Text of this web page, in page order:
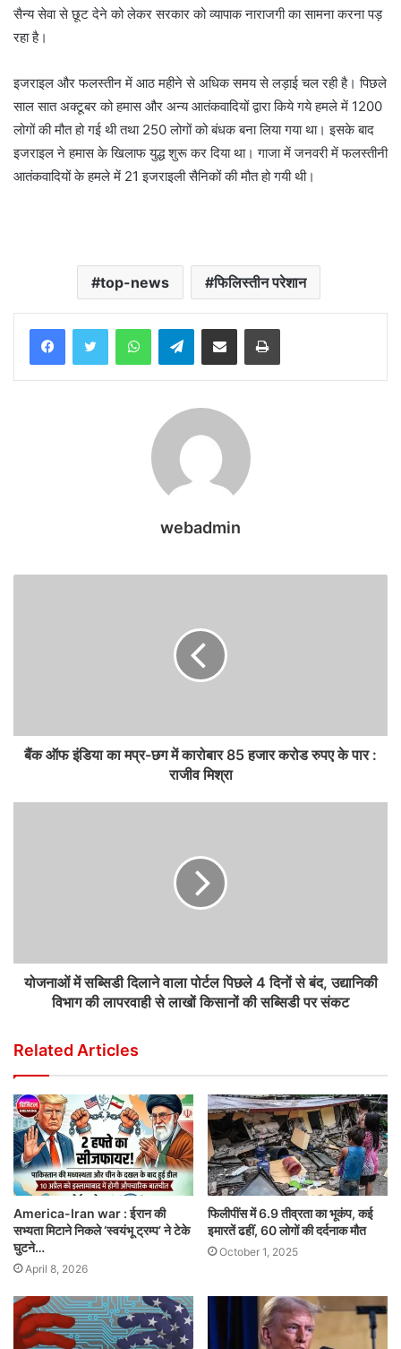
सैन्य सेवा से छूट देने को लेकर सरकार को व्यापाक नाराजगी का सामना करना पड़
रहा है।
इजराइल और फलस्तीन में आठ महीने से अधिक समय से लड़ाई चल रही है। पिछले
साल सात अक्टूबर को हमास और अन्य आतंकवादियों द्वारा किये गये हमले में 1200
लोगों की मौत हो गई थी तथा 250 लोगों को बंधक बना लिया गया था। इसके बाद
इजराइल ने हमास के खिलाफ युद्ध शुरू कर दिया था। गाजा में जनवरी में फलस्तीनी
आतंकवादियों के हमले में 21 इजराइली सैनिकों की मौत हो गयी थी।
top-news फिलिस्तीन परेशान
WhatsAppTelegramShare via Email Print
webadmin
बैंक ऑफ इंडिया का मप्र-छग में कारोबार 85 हजार करोड रुपए के पार :
राजीव मिश्रा
योजनाओं में सब्सिडी दिलाने वाला पोर्टल पिछले 4 दिनों से बंद, उद्यानिकी
विभाग की लापरवाही से लाखों किसानों की सब्सिडी पर संकट
Related Articles
America-Iran war : ईरान की
सभ्यता मिटाने निकले ‘स्वयंभू ट्रम्प’ ने टेके
घुटने…
April 8, 2026
फिलीपींस में 6.9 तीव्रता का भूकंप, कई
इमारतें ढहीं, 60 लोगों की दर्दनाक मौत
October 1, 2025